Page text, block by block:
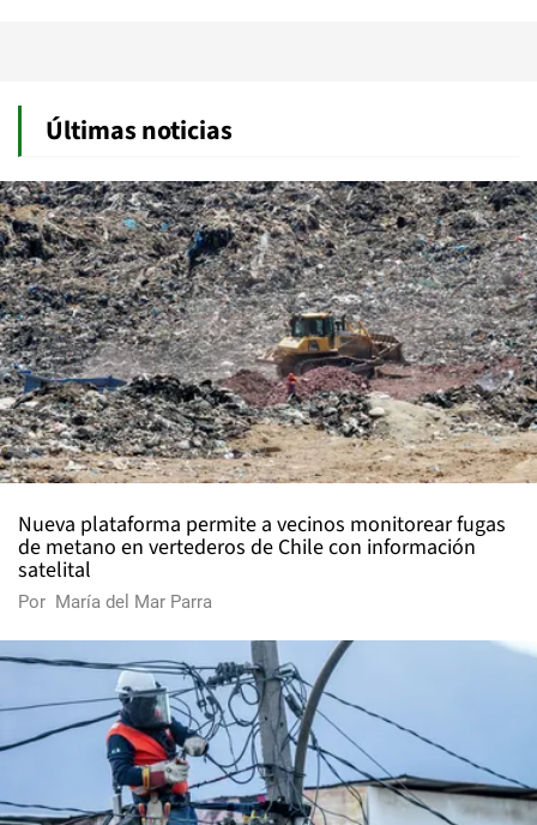
Últimas noticias
Nueva plataforma permite a vecinos monitorear fugas
de metano en vertederos de Chile con información
satelital
Por María del Mar Parra